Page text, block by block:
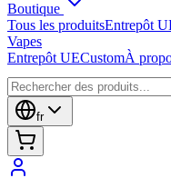
Boutique
Tous les produitsEntrepôt
Vapes
Entrepôt UECustomÀ
fr